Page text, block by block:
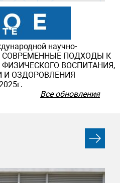
научно-
СОВРЕМЕННЫЕ ПОДХОДЫ К
ВОСПИТАНИЯ,
И ОЗДОРОВЛЕНИЯ
Все обновления